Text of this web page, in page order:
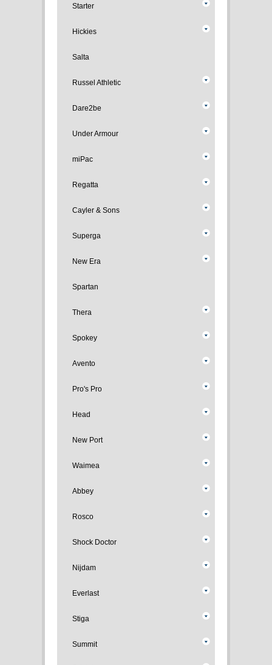
Starter
Hickies
Salta
Russel Athletic
Dare2be
Under Armour
miPac
Regatta
Cayler & Sons
Superga
New Era
Spartan
Thera
Spokey
Avento
Pro's Pro
Head
New Port
Waimea
Abbey
Rosco
Shock Doctor
Nijdam
Everlast
Stiga
Summit